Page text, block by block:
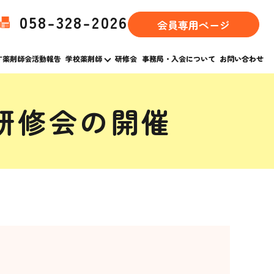
薬剤師会活動報告 学校薬剤師 研修会 事務局・入会について お問い合わせ
058-328-2026 会員専用ページ
会の開催